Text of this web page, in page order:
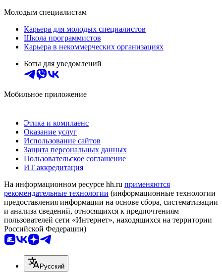
Молодым специалистам
Карьера для молодых специалистов
Школа программистов
Карьера в некоммерческих организациях
Боты для уведомлений
Мобильное приложение
Этика и комплаенс
Оказание услуг
Использование сайтов
Защита персональных данных
Пользовательское соглашение
ИТ аккредитация
На информационном ресурсе hh.ru применяются
рекомендательные технологии (информационные технологии
предоставления информации на основе сбора, систематизации
и анализа сведений, относящихся к предпочтениям
пользователей сети «Интернет», находящихся на территории
Российской Федерации)
Русский